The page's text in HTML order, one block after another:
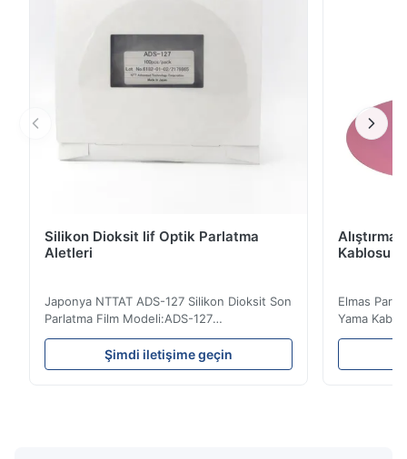
Silikon Dioksit lif Optik Parlatma
Aletleri
Japonya NTTAT ADS-127 Silikon Dioksit Son
Parlatma Film Modeli:ADS-127
Anavatan:Japonya Hızlı Detay ● Kaplamalı
yüzeye eşit şekilde püskürtülen parçacıklar
● Farklı yüzeylerde cilalamaya uygun iyi
Şimdi iletişime geçin
Alıştırma
Kablosu
Elmas
Yama
Fiber Optik
güç ve